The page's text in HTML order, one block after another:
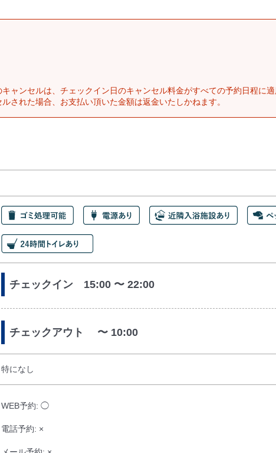
ャンセルは、チェックイン日のキャンセル料金がすべての予約日程に適
された場合、お支払い頂いた金額は返金いたしかねます。
チェックイン 15:00 〜 22:00
チェックアウト 〜 10:00
特になし
WEB予約: ◯
電話予約: ×